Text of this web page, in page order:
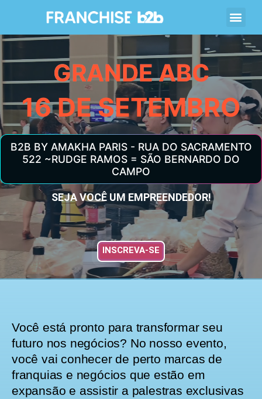
GRANDE ABC
16 DE SETEMBRO
B2B BY AMAKHA PARIS - RUA DO SACRAMENTO
522 ~RUDGE RAMOS = SÃO BERNARDO DO
CAMPO
SEJA VOCÊ UM EMPREENDEDOR!
INSCREVA-SE
Você está pronto para transformar seu
futuro nos negócios? No nosso evento,
você vai conhecer de perto marcas de
franquias e negócios que estão em
expansão e assistir a palestras exclusivas